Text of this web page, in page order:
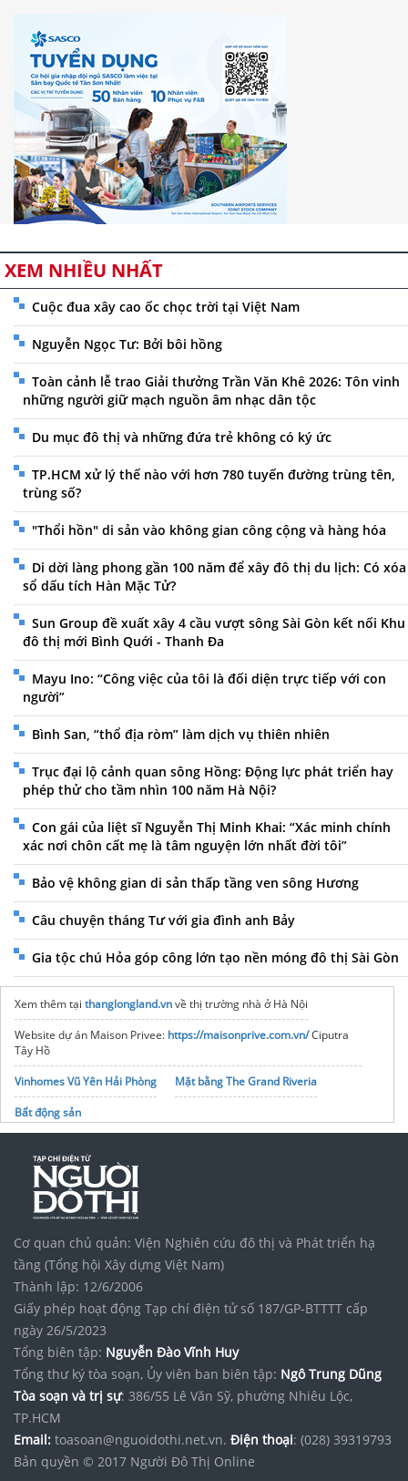
XEM NHIỀU NHẤT
Cuộc đua xây cao ốc chọc trời tại Việt Nam
Nguyễn Ngọc Tư: Bởi bôi hồng
Toàn cảnh lễ trao Giải thưởng Trần Văn Khê 2026: Tôn vinh
những người giữ mạch nguồn âm nhạc dân tộc
Du mục đô thị và những đứa trẻ không có ký ức
TP.HCM xử lý thế nào với hơn 780 tuyến đường trùng tên,
trùng số?
"Thổi hồn" di sản vào không gian công cộng và hàng hóa
Di dời làng phong gần 100 năm để xây đô thị du lịch: Có xóa
sổ dấu tích Hàn Mặc Tử?
Sun Group đề xuất xây 4 cầu vượt sông Sài Gòn kết nối Khu
đô thị mới Bình Quới - Thanh Đa
Mayu Ino: “Công việc của tôi là đối diện trực tiếp với con
người”
Bình San, “thổ địa ròm” làm dịch vụ thiên nhiên
Trục đại lộ cảnh quan sông Hồng: Động lực phát triển hay
phép thử cho tầm nhìn 100 năm Hà Nội?
Con gái của liệt sĩ Nguyễn Thị Minh Khai: “Xác minh chính
xác nơi chôn cất mẹ là tâm nguyện lớn nhất đời tôi”
Bảo vệ không gian di sản thấp tầng ven sông Hương
Câu chuyện tháng Tư với gia đình anh Bảy
Gia tộc chú Hỏa góp công lớn tạo nền móng đô thị Sài Gòn
Xem thêm tại thanglongland.vnvề thị trường nhà ở Hà Nội
Website dự án Maison Privee: https://maisonprive.com.vn/Ciputra
Tây Hồ
Vinhomes Vũ Yên Hải Phòng
Mặt bằng The Grand Riveria
Bất động sản
Cơ quan chủ quản: Viện Nghiên cứu đô thị và Phát triển hạ
tầng (Tổng hội Xây dựng Việt Nam)
Thành lập: 12/6/2006
Giấy phép hoạt động Tạp chí điện tử số 187/GP-BTTTT cấp
ngày 26/5/2023
Tổng biên tập: Nguyễn Đào Vĩnh Huy
Tổng thư ký tòa soạn, Ủy viên ban biên tập: Ngô Trung Dũng
Tòa soạn và trị sự: 386/55 Lê Văn Sỹ, phường Nhiêu Lộc,
TP.HCM
Email: toasoan@nguoidothi.net.vn. Điện thoại: (028) 39319793
Bản quyền © 2017 Người Đô Thị Online